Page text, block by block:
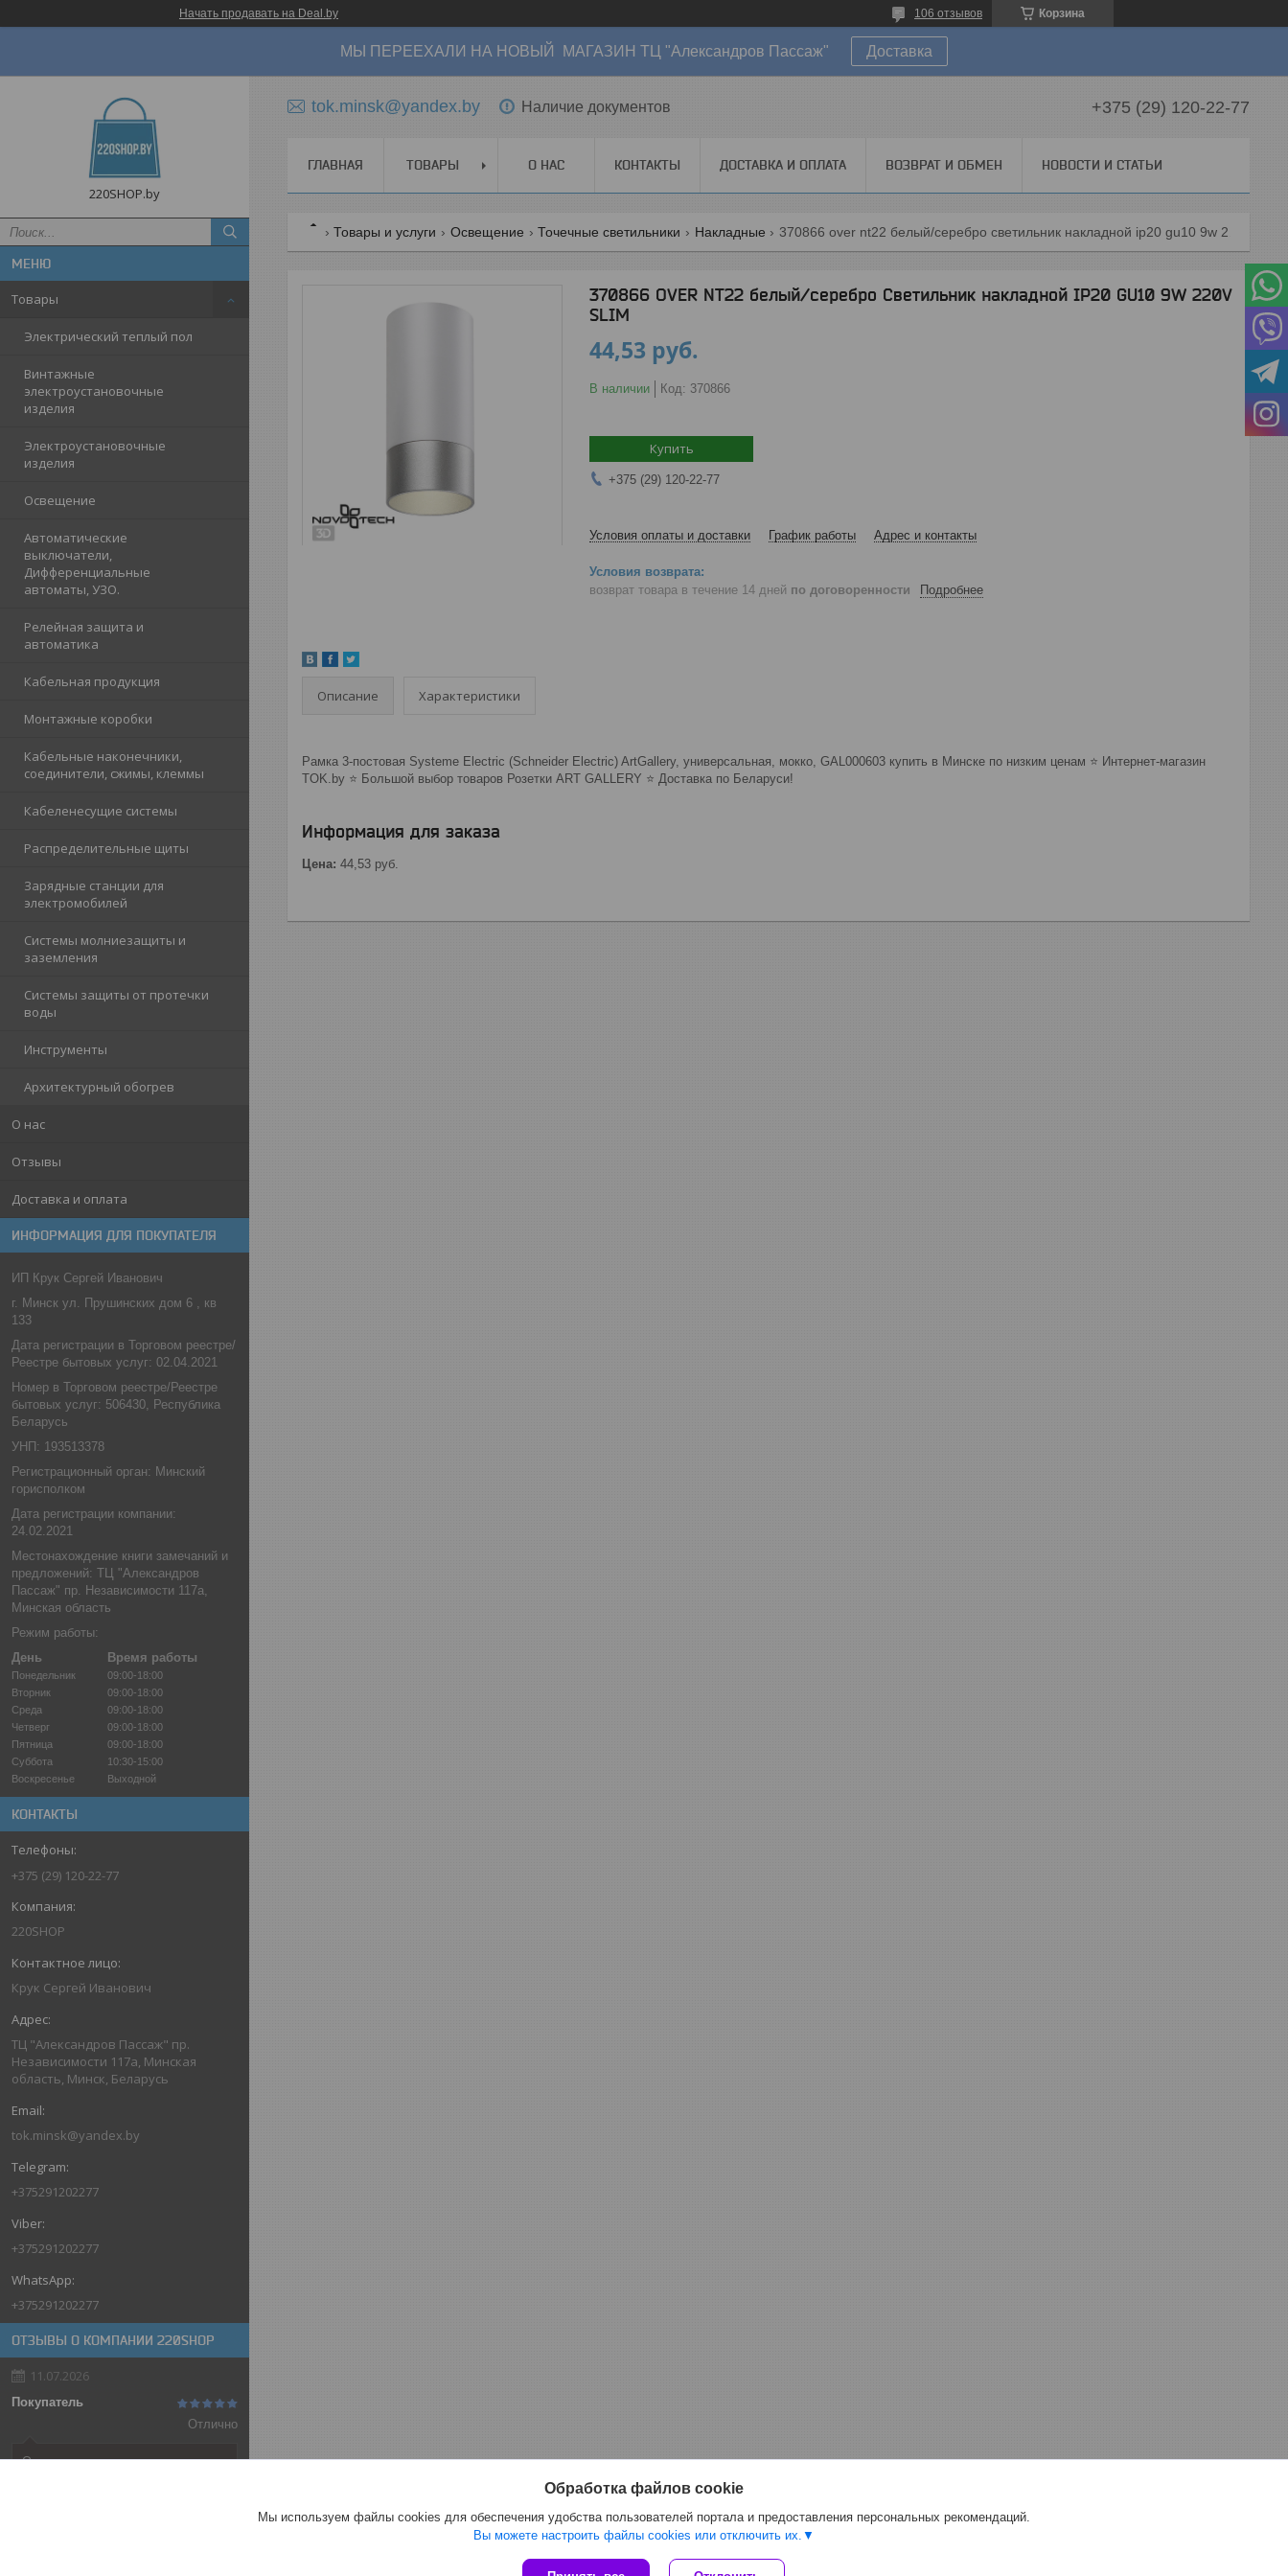
Начать продавать на Deal.by Корзина
106 отзывов
МЫ ПЕРЕЕХАЛИ НА НОВЫЙ МАГАЗИН ТЦ "Александров Пассаж" Доставка
220SHOP.by
Товары
Электрический теплый пол
Винтажные
электроустановочные
изделия
Электроустановочные
изделия
Освещение
Автоматические
выключатели,
Дифференциальные
автоматы, УЗО.
Релейная защита и
автоматика
Кабельная продукция
Монтажные коробки
Кабельные наконечники,
соединители, сжимы, клеммы
Кабеленесущие системы
Распределительные щиты
Зарядные станции для
электромобилей
Системы молниезащиты и
заземления
Системы защиты от протечки
воды
Инструменты
Архитектурный обогрев
О нас
Отзывы
Доставка и оплата
ИНФОРМАЦИЯ ДЛЯ ПОКУПАТЕЛЯ
ИП Крук Сергей Иванович
г. Минск ул. Прушинских дом 6 , кв
133
Дата регистрации в Торговом реестре/
Реестре бытовых услуг: 02.04.2021
Номер в Торговом реестре/Реестре
бытовых услуг: 506430, Республика
Беларусь
УНП: 193513378
Регистрационный орган: Минский
горисполком
Дата регистрации компании:
24.02.2021
Местонахождение книги замечаний и
предложений: ТЦ "Александров
Пассаж" пр. Независимости 117а,
Минская область
Режим работы:
День
Время работы
Понедельник
09:00-18:00
Вторник
09:00-18:00
Среда
09:00-18:00
Четверг
09:00-18:00
Пятница
09:00-18:00
Суббота
10:30-15:00
Воскресенье
Выходной
КОНТАКТЫ
+375 (29) 120-22-77
220SHOP
Крук Сергей Иванович
ТЦ "Александров Пассаж" пр.
Независимости 117а, Минская
область, Минск, Беларусь
tok.minsk@yandex.by
+375291202277
+375291202277
+375291202277
ОТЗЫВЫ О КОМПАНИИ 220SHOP
11.07.2026
Покупатель
Отлично
Оригинальные товары автоматов
tok.minsk@yandex.by Наличие документов +375 (29) 120-22-77
ГЛАВНАЯ ТОВАРЫ О НАС КОНТАКТЫ ДОСТАВКА И ОПЛАТА ВОЗВРАТ И ОБМЕН НОВОСТИ И СТАТЬИ
Товары и услуги Освещение Точечные светильники Накладные
370866 OVER NT22 белый/серебро Светильник накладной IP20 GU10 9W 220V
SLIM
44,53 руб.
В наличии Код: 370866
Купить
+375 (29) 120-22-77
Условия оплаты и доставки График работы Адрес и контакты
возврат товара в течение 14 дней по договоренности Подробнее
Описание Характеристики
Рамка 3-постовая Systeme Electric (Schneider Electric) ArtGallery, универсальная, мокко, GAL000603 купить в Минске по низким ценам ⭐️ Интернет-магазин
TOK.by ⭐️ Большой выбор товаров Розетки ART GALLERY ⭐️ Доставка по Беларуси!
Информация для заказа
Цена: 44,53 руб.
Обработка файлов cookie
Мы используем файлы cookies для обеспечения удобства пользователей портала и предоставления персональных рекомендаций.
Вы можете настроить файлы cookies или отключить их.